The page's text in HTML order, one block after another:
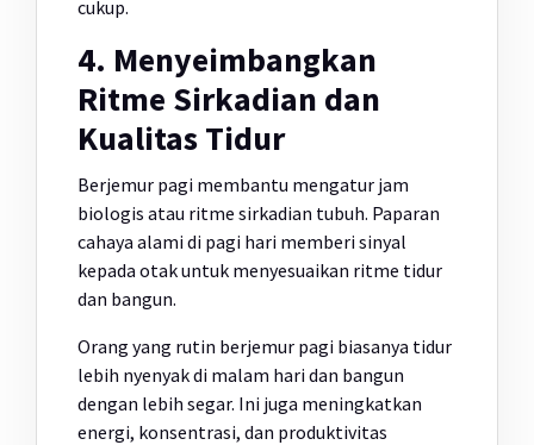
cukup.
4. Menyeimbangkan
Ritme Sirkadian dan
Kualitas Tidur
Berjemur pagi membantu mengatur jam
biologis atau ritme sirkadian tubuh. Paparan
cahaya alami di pagi hari memberi sinyal
kepada otak untuk menyesuaikan ritme tidur
dan bangun.
Orang yang rutin berjemur pagi biasanya tidur
lebih nyenyak di malam hari dan bangun
dengan lebih segar. Ini juga meningkatkan
energi, konsentrasi, dan produktivitas